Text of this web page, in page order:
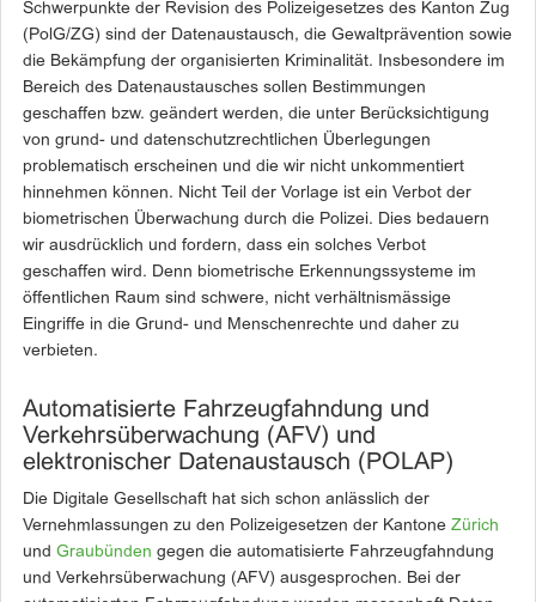
Schwerpunkte der Revision des Polizeigesetzes des Kanton Zug
(PolG/ZG) sind der Datenaustausch, die Gewaltprävention sowie
die Bekämpfung der organisierten Kriminalität. Insbesondere im
Bereich des Datenaustausches sollen Bestimmungen
geschaffen bzw. geändert werden, die unter Berücksichtigung
von grund- und datenschutzrechtlichen Überlegungen
problematisch erscheinen und die wir nicht unkommentiert
hinnehmen können. Nicht Teil der Vorlage ist ein Verbot der
biometrischen Überwachung durch die Polizei. Dies bedauern
wir ausdrücklich und fordern, dass ein solches Verbot
geschaffen wird. Denn biometrische Erkennungssysteme im
öffentlichen Raum sind schwere, nicht verhältnismässige
Eingriffe in die Grund- und Menschenrechte und daher zu
verbieten.
Automatisierte Fahrzeugfahndung und
Verkehrsüberwachung (AFV) und
elektronischer Datenaustausch (POLAP)
Die Digitale Gesellschaft hat sich schon anlässlich der
Vernehmlassungen zu den Polizeigesetzen der Kantone Zürich
und Graubünden gegen die automatisierte Fahrzeugfahndung
und Verkehrsüberwachung (AFV) ausgesprochen. Bei der